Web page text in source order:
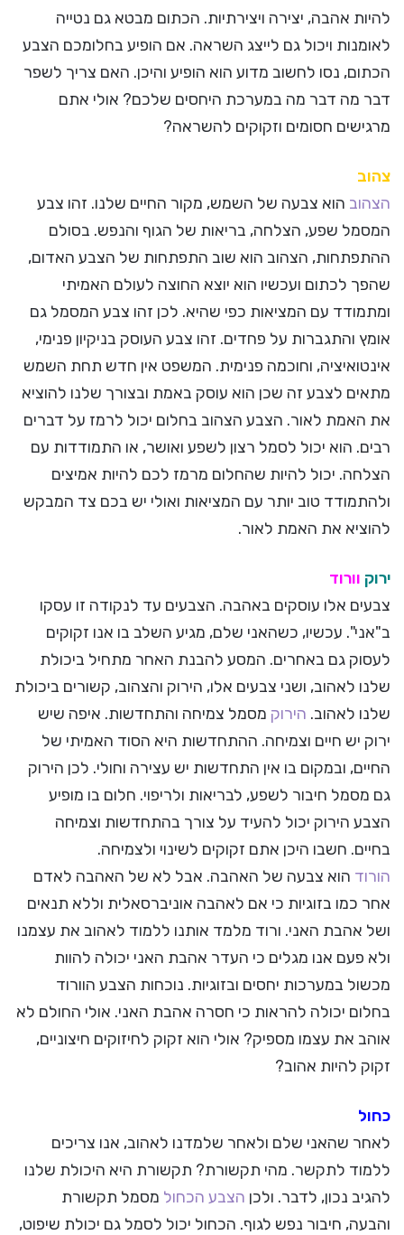
להיות אהבה, יצירה ויצירתיות. הכתום מבטא גם נטייה
לאומנות ויכול גם לייצג השראה. אם הופיע בחלומכם הצבע
הכתום, נסו לחשוב מדוע הוא הופיע והיכן. האם צריך לשפר
דבר מה דבר מה במערכת היחסים שלכם? אולי אתם
מרגישים חסומים וזקוקים להשראה?
צהוב
הצהוב הוא צבעה של השמש, מקור החיים שלנו. זהו צבע
המסמל שפע, הצלחה, בריאות של הגוף והנפש. בסולם
ההתפתחות, הצהוב הוא שוב התפתחות של הצבע האדום,
שהפך לכתום ועכשיו הוא יוצא החוצה לעולם האמיתי
ומתמודד עם המציאות כפי שהיא. לכן זהו צבע המסמל גם
אומץ והתגברות על פחדים. זהו צבע העוסק בניקיון פנימי,
אינטואיציה, וחוכמה פנימית. המשפט אין חדש תחת השמש
מתאים לצבע זה שכן הוא עוסק באמת ובצורך שלנו להוציא
את האמת לאור. הצבע הצהוב בחלום יכול לרמז על דברים
רבים. הוא יכול לסמל רצון לשפע ואושר, או התמודדות עם
הצלחה. יכול להיות שהחלום מרמז לכם להיות אמיצים
ולהתמודד טוב יותר עם המציאות ואולי יש בכם צד המבקש
להוציא את האמת לאור.
ירוק וורוד
צבעים אלו עוסקים באהבה. הצבעים עד לנקודה זו עסקו
ב"אני". עכשיו, כשהאני שלם, מגיע השלב בו אנו זקוקים
לעסוק גם באחרים. המסע להבנת האחר מתחיל ביכולת
שלנו לאהוב, ושני צבעים אלו, הירוק והצהוב, קשורים ביכולת
שלנו לאהוב. הירוק מסמל צמיחה והתחדשות. איפה שיש
ירוק יש חיים וצמיחה. ההתחדשות היא הסוד האמיתי של
החיים, ובמקום בו אין התחדשות יש עצירה וחולי. לכן הירוק
גם מסמל חיבור לשפע, לבריאות ולריפוי. חלום בו מופיע
הצבע הירוק יכול להעיד על צורך בהתחדשות וצמיחה
בחיים. חשבו היכן אתם זקוקים לשינוי ולצמיחה.
הורוד הוא צבעה של האהבה. אבל לא של האהבה לאדם
אחר כמו בזוגיות כי אם לאהבה אוניברסאלית וללא תנאים
ושל אהבת האני. ורוד מלמד אותנו ללמוד לאהוב את עצמנו
ולא פעם אנו מגלים כי העדר אהבת האני יכולה להוות
מכשול במערכות יחסים ובזוגיות. נוכחות הצבע הוורוד
בחלום יכולה להראות כי חסרה אהבת האני. אולי החולם לא
אוהב את עצמו מספיק? אולי הוא זקוק לחיזוקים חיצוניים,
זקוק להיות אהוב?
כחול
לאחר שהאני שלם ולאחר שלמדנו לאהוב, אנו צריכים
ללמוד לתקשר. מהי תקשורת? תקשורת היא היכולת שלנו
להגיב נכון, לדבר. ולכן הצבע הכחול מסמל תקשורת
והבעה, חיבור נפש לגוף. הכחול יכול לסמל גם יכולת שיפוט,